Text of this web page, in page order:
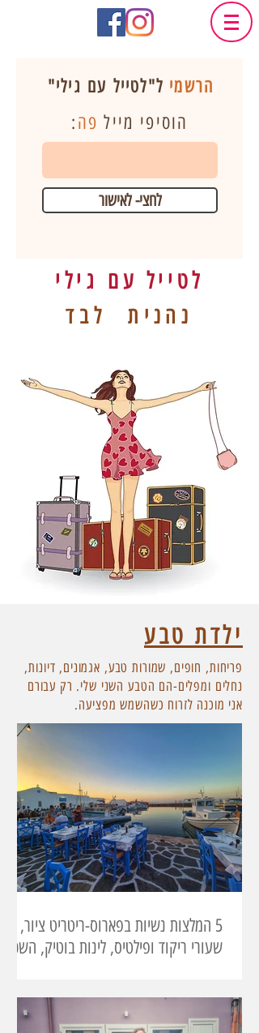
הרשמי ל"לטייל עם גילי"
הוסיפי מייל פה:
לחצי- לאישור
לטייל עם גילי
נהנית לבד
ילדת טבע
פריחות, חופים, שמורות טבע, אגמונים, דיונות,
נחלים ומפלים-הם הטבע השני שלי. רק עבורם
אני מוכנה לזרוח כשהשמש מפציעה.
5 המלצות נשיות בפארוס-ריטריט ציור,
שעורי ריקוד ופילטיס, לינות בוטיק,